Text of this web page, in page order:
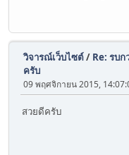
วิจารณ์เว็บไซต์/ Re: รบก
ครับ
09 พฤศจิกายน 2015,
สวยดีครับ